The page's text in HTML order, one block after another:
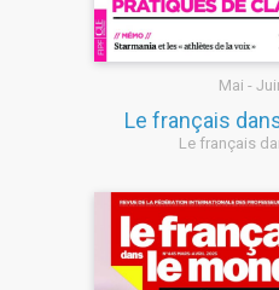
Mai -
Le français
Le français